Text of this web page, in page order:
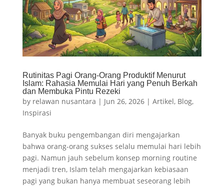
Rutinitas Pagi Orang-Orang Produktif Menurut
Islam: Rahasia Memulai Hari yang Penuh Berkah
dan Membuka Pintu Rezeki
by relawan nusantara | Jun 26, 2026| Artikel, Blog,
Inspirasi
Banyak buku pengembangan diri mengajarkan
bahwa orang-orang sukses selalu memulai hari lebih
pagi. Namun jauh sebelum konsep morning routine
menjadi tren, Islam telah mengajarkan kebiasaan
pagi yang bukan hanya membuat seseorang lebih